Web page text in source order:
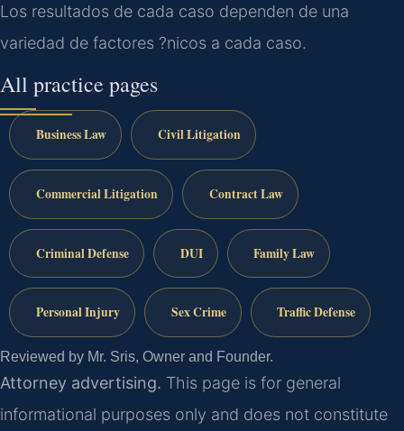
Los resultados de cada caso dependen de una
variedad de factores ?nicos a cada caso.
All practice pages
Business Law Civil Litigation
Commercial Litigation Contract Law
Criminal Defense DUI Family Law
Personal Injury Sex Crime Traffic Defense
Reviewed by Mr. Sris, Owner and Founder.
Attorney advertising. This page is for general
informational purposes only and does not constitute